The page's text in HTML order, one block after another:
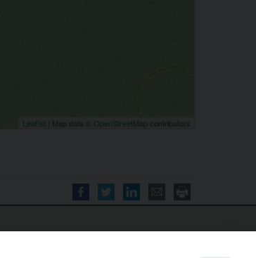
Leaflet | Map data © OpenStreetMap contributors